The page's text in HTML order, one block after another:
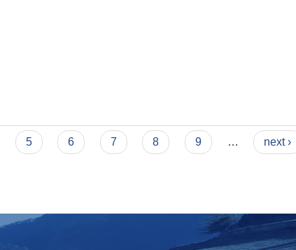
5 6 7 8 9 … next ›